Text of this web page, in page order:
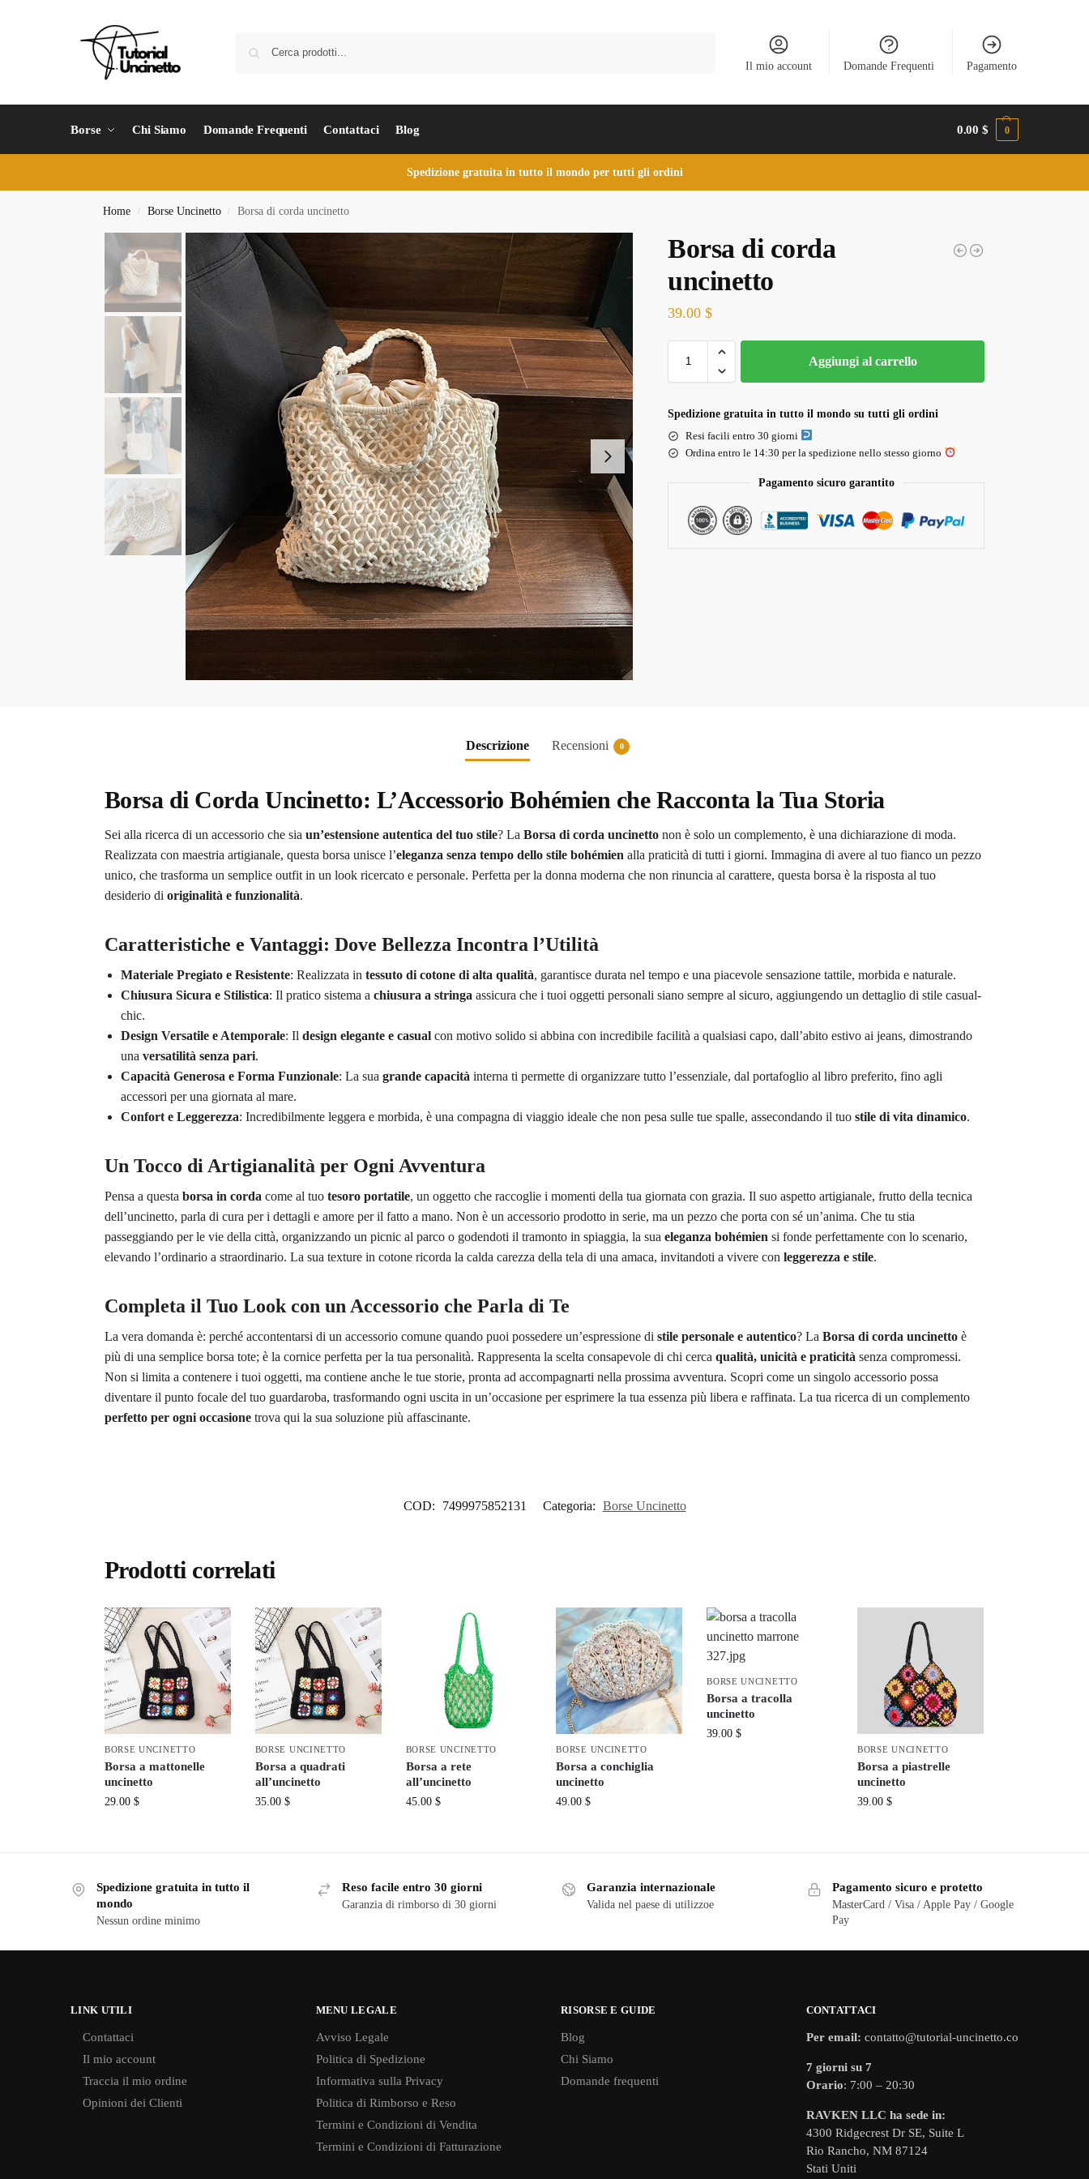
Il mio account Domande Frequenti Pagamento
Borse Chi Siamo Domande Frequenti Contattaci Blog 0.00$ 0
Spedizione gratuita in tutto il mondo per tutti gli ordini
Home / Borse Uncinetto / Borsa di corda uncinetto
Borsa di corda
uncinetto
39.00$
Aggiungi al carrello
Spedizione gratuita in tutto il mondo su tutti gli ordini
Resi facili entro 30 giorni
Ordina entro le 14:30 per la spedizione nello stesso giorno
Pagamento sicuro garantito
Descrizione Recensioni 0
Borsa di Corda Uncinetto: L’Accessorio Bohémien che Racconta la Tua Storia
Sei alla ricerca di un accessorio che sia un’estensione autentica del tuo stile? La Borsa di corda uncinettonon è solo un complemento, è una dichiarazione di moda.
Realizzata con maestria artigianale, questa borsa unisce l’eleganza senza tempo dello stile bohémien alla praticità di tutti i giorni. Immagina di avere al tuo fianco un pezzo
unico, che trasforma un semplice outfit in un look ricercato e personale. Perfetta per la donna moderna che non rinuncia al carattere, questa borsa è la risposta al tuo
desiderio di originalità e funzionalità.
Caratteristiche e Vantaggi: Dove Bellezza Incontra l’Utilità
Materiale Pregiato e Resistente: Realizzata in tessuto di cotone di alta qualità, garantisce durata nel tempo e una piacevole sensazione tattile, morbida e naturale.
Chiusura Sicura e Stilistica: Il pratico sistema a chiusura a stringa assicura che i tuoi oggetti personali siano sempre al sicuro, aggiungendo un dettaglio di stile casual-
chic.
Design Versatile e Atemporale: Il design elegante e casualcon motivo solido si abbina con incredibile facilità a qualsiasi capo, dall’abito estivo ai jeans, dimostrando
una versatilità senza pari.
Capacità Generosa e Forma Funzionale: La sua grande capacità interna ti permette di organizzare tutto l’essenziale, dal portafoglio al libro preferito, fino agli
accessori per una giornata al mare.
Confort e Leggerezza: Incredibilmente leggera e morbida, è una compagna di viaggio ideale che non pesa sulle tue spalle, assecondando il tuo stile di vita dinamico.
Un Tocco di Artigianalità per Ogni Avventura
Pensa a questa borsa in corda come al tuo tesoro portatile, un oggetto che raccoglie i momenti della tua giornata con grazia. Il suo aspetto artigianale, frutto della tecnica
dell’uncinetto, parla di cura per i dettagli e amore per il fatto a mano. Non è un accessorio prodotto in serie, ma un pezzo che porta con sé un’anima. Che tu stia
passeggiando per le vie della città, organizzando un picnic al parco o godendoti il tramonto in spiaggia, la sua eleganza bohémien si fonde perfettamente con lo scenario,
elevando l’ordinario a straordinario. La sua texture in cotone ricorda la calda carezza della tela di una amaca, invitandoti a vivere con leggerezza e stile.
Completa il Tuo Look con un Accessorio che Parla di Te
La vera domanda è: perché accontentarsi di un accessorio comune quando puoi possedere un’espressione di stile personale e autentico? La Borsa di corda uncinettoè
più di una semplice borsa tote; è la cornice perfetta per la tua personalità. Rappresenta la scelta consapevole di chi cerca qualità, unicità e praticità senza compromessi.
Non si limita a contenere i tuoi oggetti, ma contiene anche le tue storie, pronta ad accompagnarti nella prossima avventura. Scopri come un singolo accessorio possa
diventare il punto focale del tuo guardaroba, trasformando ogni uscita in un’occasione per esprimere la tua essenza più libera e raffinata. La tua ricerca di un complemento
perfetto per ogni occasionetrova qui la sua soluzione più affascinante.
COD: 7499975852131 Categoria: Borse Uncinetto
Prodotti correlati
BORSE UNCINETTO
Borsa a mattonelle
uncinetto
29.00 $
BORSE UNCINETTO
Borsa a quadrati
all’uncinetto
35.00 $
BORSE UNCINETTO
Borsa a rete
all’uncinetto
45.00 $
BORSE UNCINETTO
Borsa a conchiglia
uncinetto
49.00$
BORSE UNCINETTO
Borsa a tracolla
uncinetto
39.00$
BORSE UNCINETTO
Borsa a piastrelle
uncinetto
39.00 $
Spedizione gratuita in tutto il
mondo
Nessun ordine minimo
Reso facile entro 30 giorni
Garanzia di rimborso di 30 giorni
Garanzia internazionale
Valida nel paese di utilizzoe
Pagamento sicuro e protetto
MasterCard / Visa / Apple Pay / Google
Pay
LINK UTILI
Contattaci
Il mio account
Traccia il mio ordine
Opinioni dei Clienti
MENU LEGALE
Avviso Legale
Politica di Spedizione
Informativa sulla Privacy
Politica di Rimborso e Reso
Termini e Condizioni di Vendita
Termini e Condizioni di Fatturazione
RISORSE E GUIDE
Blog
Chi Siamo
Domande frequenti
CONTATTACI
Per email: contatto@tutorial-uncinetto.co
7 giorni su 7
Orario: 7:00 – 20:30
RAVKEN LLC ha sede in:
4300 Ridgecrest Dr SE, Suite L
Rio Rancho, NM 87124
Stati Uniti